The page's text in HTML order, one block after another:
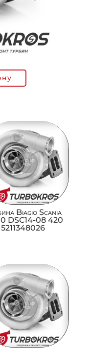
Biagio Scania
DSC14-08 420
5211348026